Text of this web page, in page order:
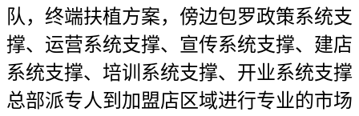
队，终端扶植方案，傍边包罗政策系统支
撑、运营系统支撑、宣传系统支撑、建店
系统支撑、培训系统支撑、开业系统支撑
总部派专人到加盟店区域进行专业的市场